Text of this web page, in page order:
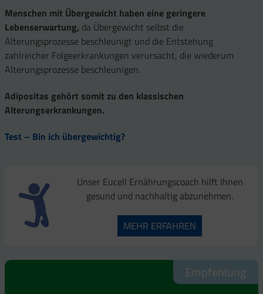
Menschen mit Übergewicht haben eine geringere
Lebenserwartung, da Übergewicht selbst die
Alterungsprozesse beschleunigt und die Entstehung
zahlreicher Folgeerkrankungen verursacht, die wiederum
Alterungsprozesse beschleunigen.
Adipositas gehört somit zu den klassischen
Alterungserkrankungen.
Test – Bin ich übergewichtig?
Unser Eucell Ernährungscoach hilft Ihnen
gesund und nachhaltig abzunehmen.
MEHR ERFAHREN
Empfehlung
Empfehlung